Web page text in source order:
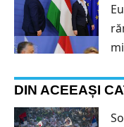
DIN ACEEAȘI